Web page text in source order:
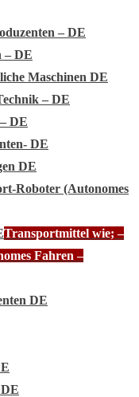
– DE
– DE
Maschinen DE
– DE
DE
DE
DE
Roboter (Autonomes
Transportmittel wie; –
Fahren –
DE